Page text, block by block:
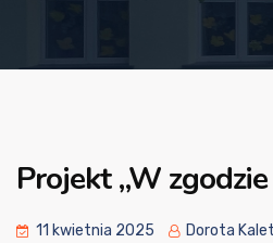
Projekt „W
11 kwietnia 2025 Dorota